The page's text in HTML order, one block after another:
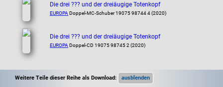
Die drei ??? und der dreiäugige Totenkopf
EUROPA Doppel-MC-Schuber 19075 98744 4 (2020)
Die drei ??? und der dreiäugige Totenkopf
EUROPA Doppel-CD 19075 98745 2 (2020)
Weitere Teile dieser Reihe als Download: